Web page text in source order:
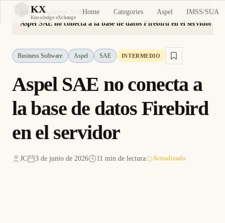
KX
Knowledge eXchange
Home Categories Aspel IMSS/SUA
Inicio
Business Software
Aspel SAE no conecta a la base de datos Firebird en el servidor
Business Software Aspel SAE INTERMEDIO
Aspel SAE no conecta a
la base de datos Firebird
en el servidor
JC 3 de junio de 2026 11 min de lectura Actualizado